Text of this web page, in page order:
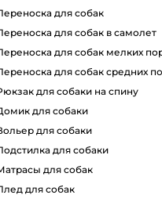
переноска для собак
переноска для собак в самолет
переноска для собак мелких
переноска для собак средних
рюкзак для собаки на спину
домик для собаки
вольер для собаки
подстилка для собаки
матрасы для собак
плед для собак